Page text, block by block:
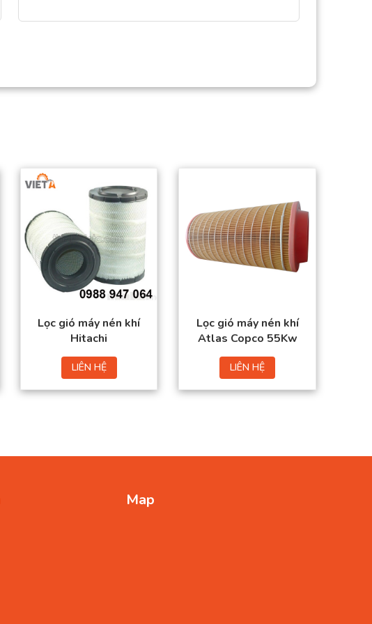
Lọc gió máy nén khí
Hitachi
LIÊN HỆ
Lọc gió máy nén khí
Atlas Copco 55Kw
LIÊN HỆ
Map